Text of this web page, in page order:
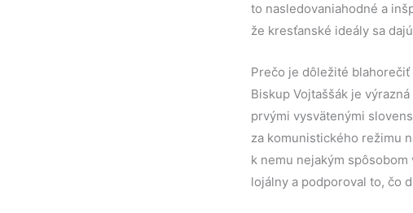
to nasledovaniahodné a
že kresťanské ideály sa
Prečo je dôležité
Biskup Vojtaššák je
prvými vysvätenými
za komunistického režimu
k nemu nejakým
lojálny a podporoval to, čo